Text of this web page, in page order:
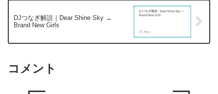
DJつなぎ解説｜Dear Shine Sky →
Brand New Girls
コメント